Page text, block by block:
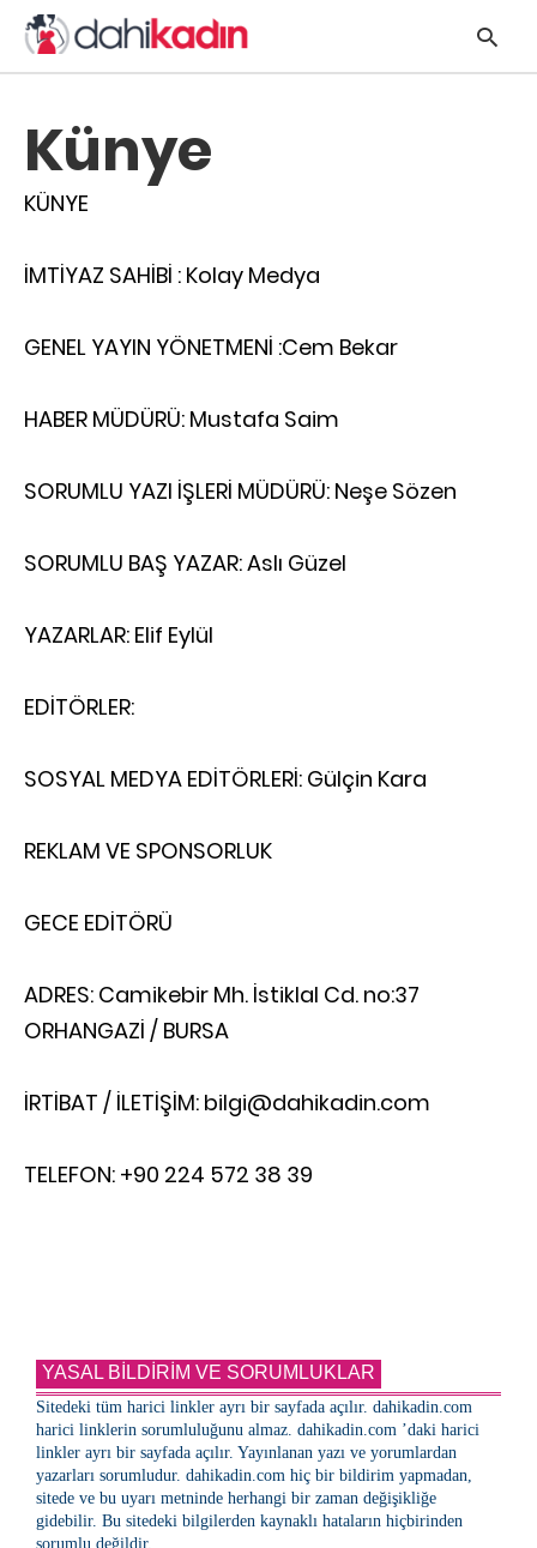
Künye
KÜNYE
İMTİYAZ SAHİBİ : Kolay Medya
GENEL YAYIN YÖNETMENİ :Cem Bekar
HABER MÜDÜRÜ: Mustafa Saim
SORUMLU YAZI İŞLERİ MÜDÜRÜ: Neşe Sözen
SORUMLU BAŞ YAZAR: Aslı Güzel
YAZARLAR: Elif Eylül
EDİTÖRLER:
SOSYAL MEDYA EDİTÖRLERİ: Gülçin Kara
REKLAM VE SPONSORLUK
GECE EDİTÖRÜ
ADRES: Camikebir Mh. İstiklal Cd. no:37
ORHANGAZİ / BURSA
İRTİBAT / İLETİŞİM: bilgi@dahikadin.com
TELEFON: +90 224 572 38 39
YASAL BİLDİRİM VE SORUMLUKLAR
Sitedeki tüm harici linkler ayrı bir sayfada açılır. dahikadin.com
harici linklerin sorumluluğunu almaz. dahikadin.com ’daki harici
linkler ayrı bir sayfada açılır. Yayınlanan yazı ve yorumlardan
yazarları sorumludur. dahikadin.com hiç bir bildirim yapmadan,
sitede ve bu uyarı metninde herhangi bir zaman değişikliğe
gidebilir. Bu sitedeki bilgilerden kaynaklı hataların hiçbirinden
sorumlu değildir.